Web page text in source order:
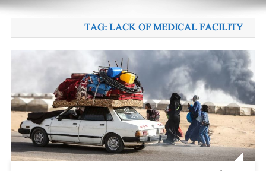
TAG:LACK OF MEDICAL FACILITY